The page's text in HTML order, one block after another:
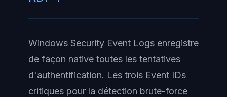
Windows Security Event Logs enregistre
de façon native toutes les tentatives
d'authentification. Les trois Event IDs
critiques pour la détection brute-force